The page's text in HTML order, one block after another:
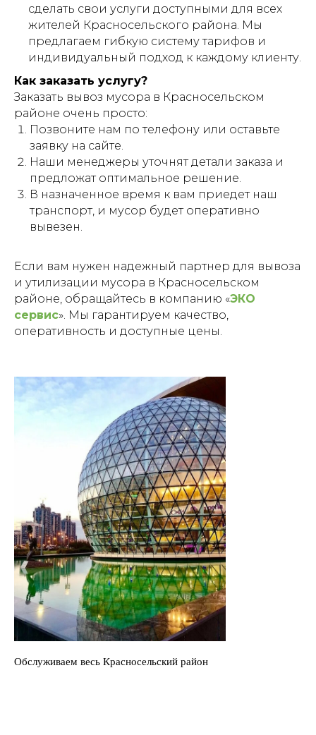
сделать свои услуги доступными для всех
жителей Красносельского района. Мы
предлагаем гибкую систему тарифов и
индивидуальный подход к каждому клиенту.
Как заказать услугу?
Заказать вывоз мусора в Красносельском
районе очень просто:
Позвоните нам по телефону или оставьте
заявку на сайте.
Наши менеджеры уточнят детали заказа и
предложат оптимальное решение.
В назначенное время к вам приедет наш
транспорт, и мусор будет оперативно
вывезен.
Если вам нужен надежный партнер для вывоза
и утилизации мусора в Красносельском
районе, обращайтесь в компанию «ЭКО
сервис». Мы гарантируем качество,
оперативность и доступные цены.
Обслуживаем весь Красносельский район